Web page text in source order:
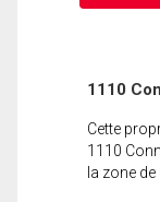
1110
Cette
1110
la zone de